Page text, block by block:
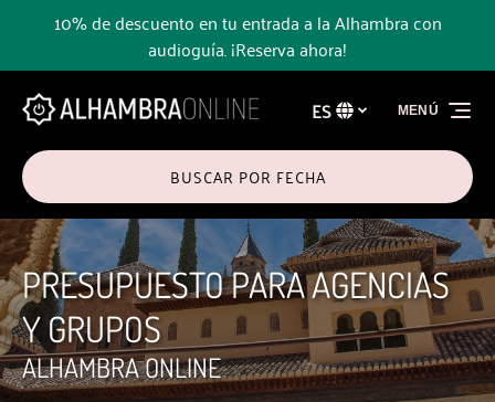
Saltar a la navegación principal
Saltar al contenido
Saltar al pie de página
10% de descuento en tu entrada a la Alhambra con
audioguía. ¡Reserva ahora!
Selecciona
tu
ES
BUSCAR POR FECHA
MENÚ
PRESUPUESTO PARA AGENCIAS
Y GRUPOS
ALHAMBRA ONLINE